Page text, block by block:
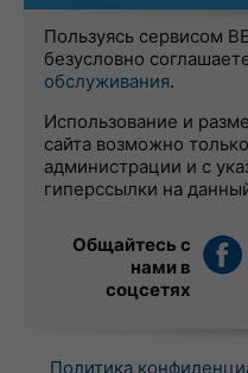
Пользуясь сервисом
безусловно
обслуживания.
Использование и
сайта возможно
администрации и с
гиперссылки на
Общайтесь с
нами в
соцсетях
Политика